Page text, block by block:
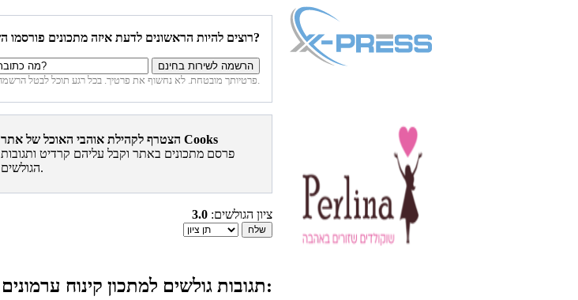
רוצים להיות הראשונים לדעת איזה מתכונים פורסמו השבוע באתר?
פרטיותך מובטחת. לא נחשוף את פרטיך. בכל רגע תוכל לבטל הרשמה לדיוור זה.
הצטרף לקהילת אוהבי האוכל של אתר Cooks
פרסם מתכונים באתר וקבל עליהם קרדיט ותגובות
הגולשים.
ציון הגולשים:3.0
תגובות גולשים למתכון קינוח ערמונים: